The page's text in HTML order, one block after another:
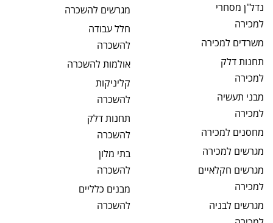
נדל"ן מסחרי
למכירה
משרדים למכירה
תחנות דלק
למכירה
מבני תעשיה
למכירה
מחסנים למכירה
מגרשים למכירה
מגרשים חקלאיים
למכירה
מגרשים לבניה
מגרשים להשכרה
חלל עבודה
להשכרה
אולמותלהשכרה
קליניקות
להשכרה
תחנות דלק
להשכרה
בתי מלון
להשכרה
מבנים כלליים
להשכרה